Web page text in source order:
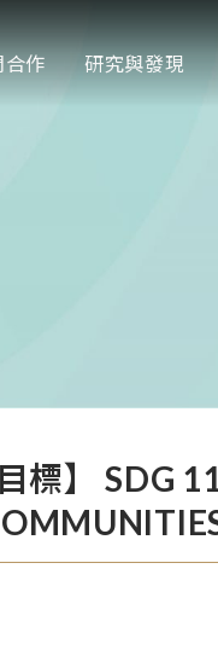
合作 研究與發現
標】 SDG